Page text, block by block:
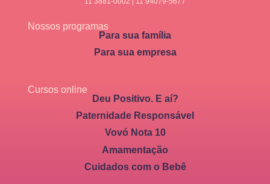
Nossos programas
Para sua família
Para sua empresa
Cursos online
Deu Positivo. E aí?
Paternidade Responsável
Vovó Nota 10
Amamentação
Cuidados com o Bebê